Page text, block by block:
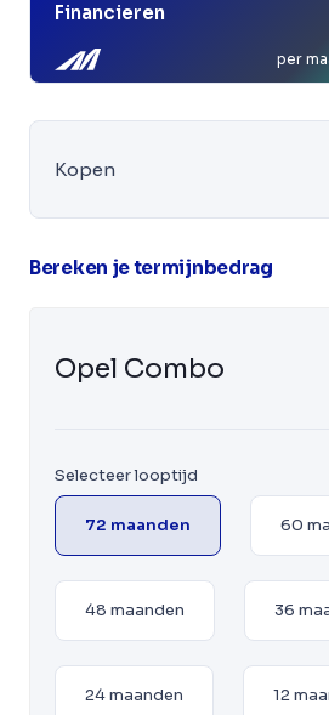
Financieren
per
Kopen
Bereken je termijnbedrag
Opel Combo
Selecteer looptijd
72 maanden 60
48 maanden 36
24 maanden 12